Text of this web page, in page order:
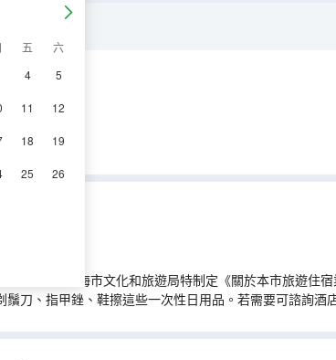
五
六
4 5
11 12
18 19
25 26
頭減量，上海市文化和旅遊局特制定《關於本市旅遊住
刀、指甲銼、鞋擦這些一次性日用品。若需要可諮詢酒